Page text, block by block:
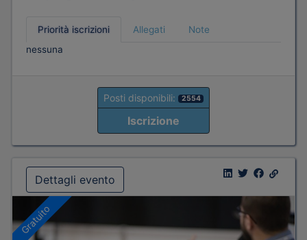
Priorità iscrizioni Allegati
Note
nessuna
Posti disponibili: 2554
Iscrizione
Dettagli evento
Gratuito